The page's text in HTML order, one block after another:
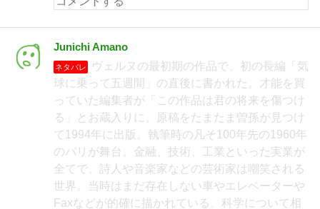
Junichi Amano
ネタバレ
ヴェルヌの最初期の作品で、初の長編「気
球に乗って五週間」の直後に書かれた。才能を買
っていた編集者が「この作品は君の将来を傷つけ
る」とお蔵入りに。原稿をたまたま曽孫が見つけ
て1994年に出版。執筆時の凡そ100年先の1960年
のパリが舞台。金融、技術、工業といった実業が
全てで、詩人や音楽家などの芸術家は嘲笑される
世界。当時はまだ存在しない車やエレベーターや
Faxなどが的確に描かれている。科学について相